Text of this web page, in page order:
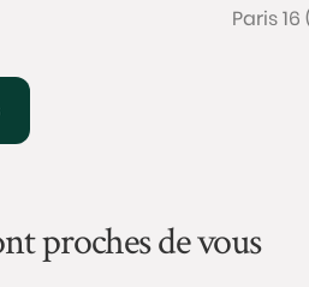
Paris 16
proches de vous